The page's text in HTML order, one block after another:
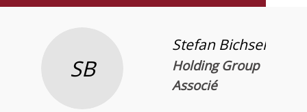
SB
Stefan Bichsel
Holding Group
Associé